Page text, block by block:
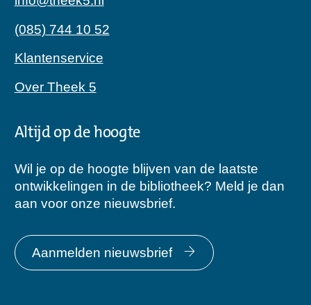
(085) 744 10 52
Klantenservice
Over Theek 5
Altijd op de hoogte
Wil je op de hoogte blijven van de laatste
ontwikkelingen in de bibliotheek? Meld je dan
aan voor onze nieuwsbrief.
Aanmelden nieuwsbrief